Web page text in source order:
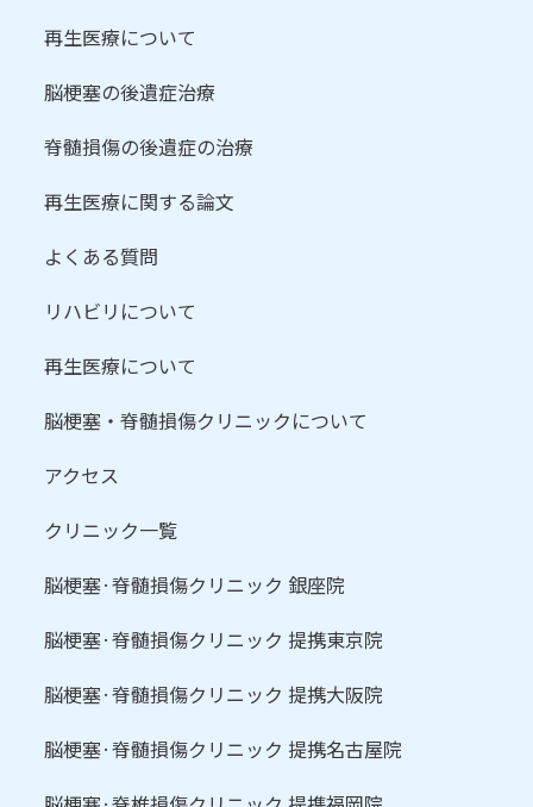
再生医療について
脳梗塞の後遺症治療
脊髄損傷の後遺症の治療
再生医療に関する論文
よくある質問
リハビリについて
再生医療について
脳梗塞・脊髄損傷クリニックについて
アクセス
クリニック一覧
脳梗塞·脊髄損傷クリニック 銀座院
脳梗塞·脊髄損傷クリニック 提携東京院
脳梗塞·脊髄損傷クリニック 提携大阪院
脳梗塞·脊髄損傷クリニック 提携名古屋院